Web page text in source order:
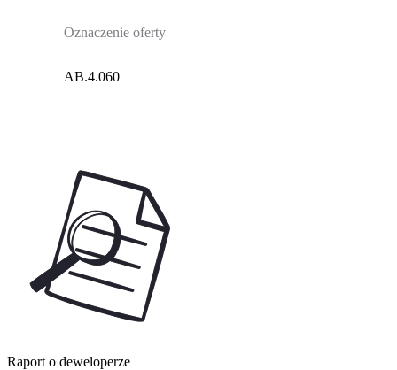
Oznaczenie oferty
AB.4.060
Raport o deweloperze